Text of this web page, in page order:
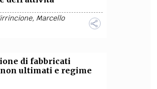
, Marcello
di fabbricati
ultimati e regime